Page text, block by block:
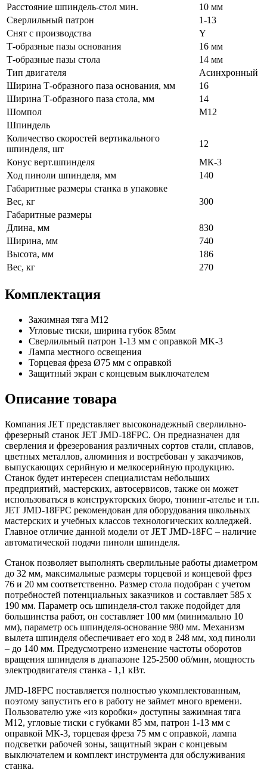
Расстояние шпиндель-стол мин.
10 мм
Сверлильный патрон
1-13
Снят с производства
Y
Т-образные пазы основания
16 мм
Т-образные пазы стола
14 мм
Тип двигателя
Асинхронный
Ширина Т-образного паза основания, мм
16
Ширина Т-образного паза стола, мм
14
Шомпол
М12
Шпиндель
Количество скоростей вертикального
шпинделя, шт
12
Конус верт.шпинделя
МК-3
Ход пиноли шпинделя, мм
140
Габаритные размеры станка в упаковке
Вес, кг
300
Габаритные размеры
Длина, мм
830
Ширина, мм
740
Высота, мм
186
Вес, кг
270
Комплектация
Зажимная тяга M12
Угловые тиски, ширина губок 85мм
Сверлильный патрон 1-13 мм с оправкой MK-3
Лампа местного освещения
Торцевая фреза Ø75 мм с оправкой
Защитный экран с концевым выключателем
Описание товара
Компания JET представляет высоконадежный сверлильно-
фрезерный станок JET JMD-18FPC. Он предназначен для
сверления и фрезерования различных сортов стали, сплавов,
цветных металлов, алюминия и востребован у заказчиков,
выпускающих серийную и мелкосерийную продукцию.
Станок будет интересен специалистам небольших
предприятий, мастерских, автосервисов, также он может
использоваться в конструкторских бюро, тюнинг-ателье и т.п.
JET JMD-18FPC рекомендован для оборудования школьных
мастерских и учебных классов технологических колледжей.
Главное отличие данной модели от JET JMD-18FC – наличие
автоматической подачи пиноли шпинделя.
Станок позволяет выполнять сверлильные работы диаметром
до 32 мм, максимальные размеры торцевой и концевой фрез
76 и 20 мм соответственно. Размер стола подобран с учетом
потребностей потенциальных заказчиков и составляет 585 х
190 мм. Параметр ось шпинделя-стол также подойдет для
большинства работ, он составляет 100 мм (минимально 10
мм), параметр ось шпинделя-основание 980 мм. Механизм
вылета шпинделя обеспечивает его ход в 248 мм, ход пиноли
– до 140 мм. Предусмотрено изменение частоты оборотов
вращения шпинделя в диапазоне 125-2500 об/мин, мощность
электродвигателя станка - 1,1 кВт.
JMD-18FPC поставляется полностью укомплектованным,
поэтому запустить его в работу не займет много времени.
Пользователю уже «из коробки» доступны зажимная тяга
M12, угловые тиски с губками 85 мм, патрон 1-13 мм с
оправкой МК-3, торцевая фреза 75 мм с оправкой, лампа
подсветки рабочей зоны, защитный экран с концевым
выключателем и комплект инструмента для обслуживания
станка.